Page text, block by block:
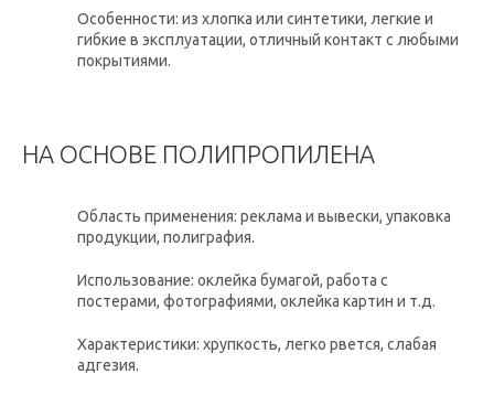
Особенности: из хлопка или синтетики, легкие и
гибкие в эксплуатации, отличный контакт с любыми
покрытиями.
НА ОСНОВЕ ПОЛИПРОПИЛЕНА
Область применения: реклама и вывески, упаковка
продукции, полиграфия.
Использование: оклейка бумагой, работа с
постерами, фотографиями, оклейка картин и т.д.
Характеристики: хрупкость, легко рвется, слабая
адгезия.